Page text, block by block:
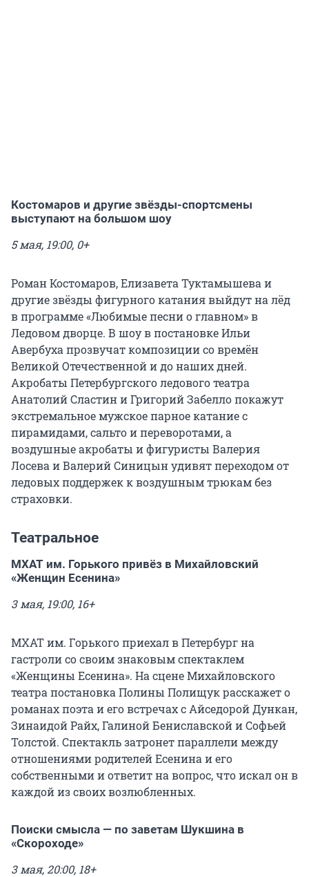
Костомаров и другие звёзды-спортсмены
выступают на большом шоу
5 мая, 19:00, 0+
Роман Костомаров, Елизавета Туктамышева и
другие звёзды фигурного катания выйдут на лёд
в программе «Любимые песни о главном» в
Ледовом дворце. В шоу в постановке Ильи
Авербуха прозвучат композиции со времён
Великой Отечественной и до наших дней.
Акробаты Петербургского ледового театра
Анатолий Сластин и Григорий Забелло покажут
экстремальное мужское парное катание с
пирамидами, сальто и переворотами, а
воздушные акробаты и фигуристы Валерия
Лосева и Валерий Синицын удивят переходом от
ледовых поддержек к воздушным трюкам без
страховки.
Театральное
МХАТ им. Горького привёз в Михайловский
«Женщин Есенина»
3 мая, 19:00, 16+
МХАТ им. Горького приехал в Петербург на
гастроли со своим знаковым спектаклем
«Женщины Есенина». На сцене Михайловского
театра постановка Полины Полищук расскажет о
романах поэта и его встречах с Айседорой Дункан,
Зинаидой Райх, Галиной Бениславской и Софьей
Толстой. Спектакль затронет параллели между
отношениями родителей Есенина и его
собственными и ответит на вопрос, что искал он в
каждой из своих возлюбленных.
Поиски смысла — по заветам Шукшина в
«Скороходе»
3 мая, 20:00, 18+